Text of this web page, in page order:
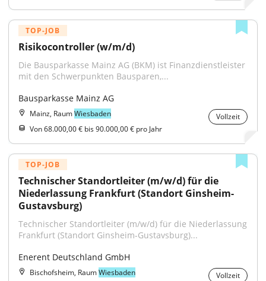
TOP-JOB
Risikocontroller (w/m/d)
Die Bausparkasse Mainz AG (BKM) ist Finanzdienstleister
mit den Schwerpunkten Bausparen,...
Bausparkasse Mainz AG
Mainz, RaumWiesbaden
Vollzeit
Von 68.000,00 € bis 90.000,00 € pro Jahr
TOP-JOB
Technischer Standortleiter (m/w/d) für die
Niederlassung Frankfurt (Standort Ginsheim-
Gustavsburg)
Technischer Standortleiter (m/w/d) für die Niederlassung
Frankfurt (Standort Ginsheim-Gustavsburg)...
Enerent Deutschland GmbH
Bischofsheim, RaumWiesbaden
Vollzeit